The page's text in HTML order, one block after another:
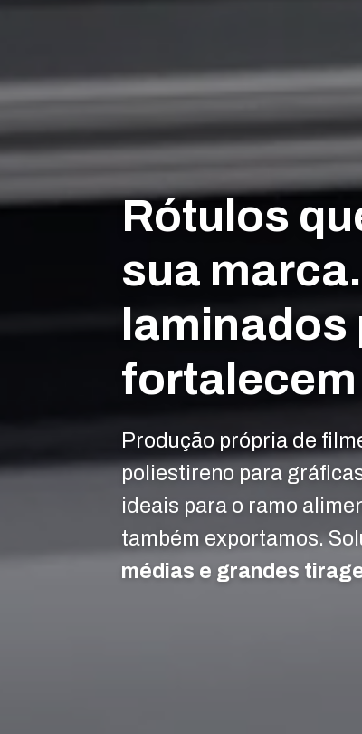
Rótulos
sua
Produção própria de
poliestireno para
ideais para o ramo
também exportamos.
médias e grandes